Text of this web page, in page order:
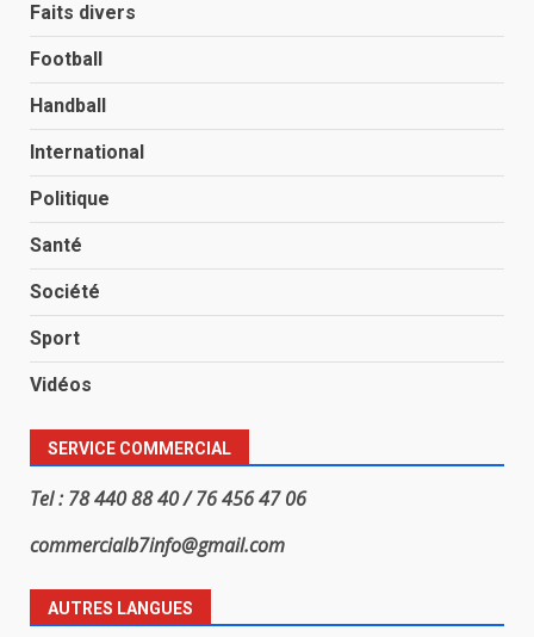
Faits divers
Football
Handball
International
Politique
Santé
Société
Sport
Vidéos
SERVICE COMMERCIAL
Tel : 78 440 88 40 / 76 456 47 06
commercialb7info@gmail.com
AUTRES LANGUES